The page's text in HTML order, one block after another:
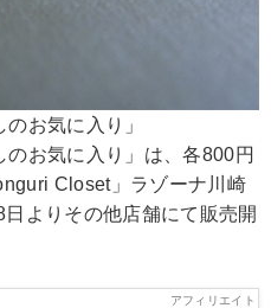
お気に入り」
のお気に入り」は、各800円
Closet」ラゾーナ川崎
よりその他店舗にて販売開